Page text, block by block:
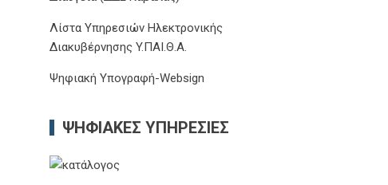
Λίστα Υπηρεσιών Ηλεκτρονικής
Διακυβέρνησης Y.ΠΑΙ.Θ.Α.
Ψηφιακή Υπογραφή-Websign
ΨΗΦΙΑΚΈΣ ΥΠΗΡΕΣΊΕΣ